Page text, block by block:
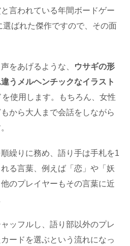
言われている年間ボードゲー
選ばれた傑作ですので、その面
をあげるような、
ウサギの形
うメルヘンチックなイラスト
使用します。もちろん、女性
から大人まで会話をしながら
繰りに務め、語り手は手札を1
る言葉、例えば「恋」や「妖
のプレイヤーもその言葉に近
ッフルし、語り部以外のプレ
ードを選ぶという流れになっ